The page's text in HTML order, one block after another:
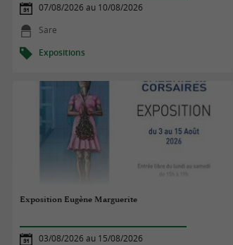
07/08/2026 au 10/08/2026
Sare
Expositions
Exposition Eugène Marguerite
03/08/2026 au 15/08/2026